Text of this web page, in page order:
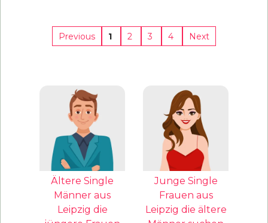
1 2 3 4
Ältere Single
Männer aus
Leipzig die
Junge Single
Frauen aus
Leipzig die ältere